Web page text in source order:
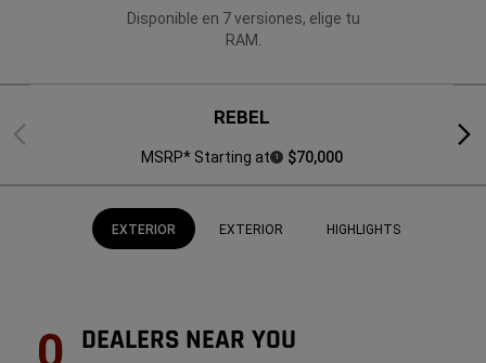
plano
ariete
disponibles
en
espaciosos
seguros
Disponible en 7 versiones, elige tu
RAM.
Previous
REBEL
MSRP* Starting at 1 $70,000
Next
EXTERIOR EXTERIOR HIGHLIGHTS
DEALERS NEAR YOU